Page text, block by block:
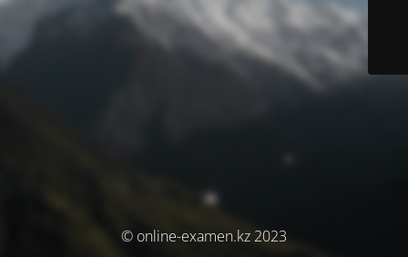
© online-examen.kz 2023